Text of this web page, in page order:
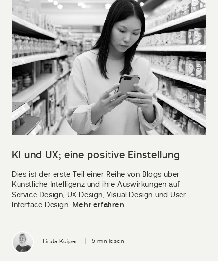
KI und UX; eine positive Einstellung
Dies ist der erste Teil einer Reihe von Blogs über
Künstliche Intelligenz und ihre Auswirkungen auf
Service Design, UX Design, Visual Design und User
Interface Design. Mehr erfahren
Linda Kuiper 5 min lesen